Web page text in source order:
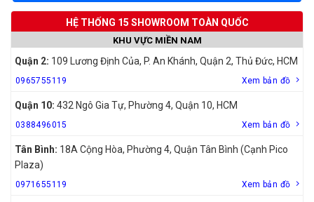
HỆ THỐNG 15 SHOWROOM TOÀN QUỐC
KHU VỰC MIỀN NAM
Quận 2: 109 Lương Định Của, P. An Khánh, Quận 2, Thủ Đức, HCM
0965755119 Xem bản đồ
Quận 10: 432 Ngô Gia Tự, Phường 4, Quận 10, HCM
0388496015 Xem bản đồ
Tân Bình: 18A Cộng Hòa, Phường 4, Quận Tân Bình (Cạnh Pico
Plaza)
0971655119 Xem bản đồ